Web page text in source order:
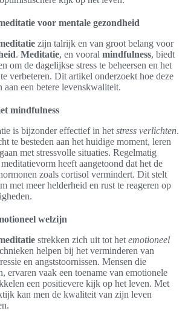
voor mentale gezondheid
zijn talrijk en van groot belang voor
. Meditatie, en vooral mindfulness, biedt
om de dagelijkse stress te beheersen en het
te verbeteren. Dit artikel onderzoekt hoe deze
aan een betere levenskwaliteit.
mindfulness
is bijzonder effectief in het stress verlichten.
te besteden aan het huidige moment, leren
met stressvolle situaties. Regelmatig
heeft aangetoond dat het de
zoals cortisol vermindert. Dit stelt
met meer helderheid en rust te reageren op
welzijn
strekken zich uit tot het emotioneel
helpen bij het verminderen van
en angststoornissen. Mensen die
ervaren vaak een toename van emotionele
een positievere kijk op het leven. Met
kan men de kwaliteit van zijn leven